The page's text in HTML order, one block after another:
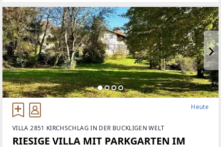
Heute
VILLA 2851 KIRCHSCHLAG IN DER BUCKLIGEN WELT
RIESIGE VILLA MIT PARKGARTEN IM